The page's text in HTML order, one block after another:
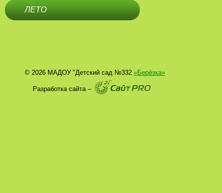
ЛЕТО
© 2026 МАДОУ "Детский сад №332 «Берёзка»
Разработка сайта –